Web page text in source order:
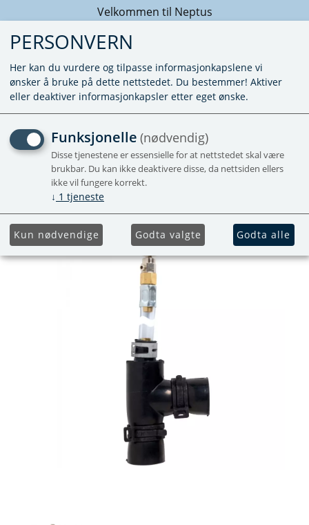
Velkommen til Neptus
GUMMIVINKEL MED
LUFTING - 60CM LUFTING
Med slangeklemmer
PERSONVERN
Her kan du vurdere og tilpasse informasjonkapslene vi
ønsker å bruke på dette nettstedet. Du bestemmer! Aktiver
eller deaktiver informasjonkapsler etter eget ønske.
Funksjonelle (nødvendig)
Disse tjenestene er essensielle for at nettstedet skal være
brukbar. Du kan ikke deaktivere disse, da nettsiden ellers
ikke vil fungere korrekt.
↓ 1 tjeneste
Kun nødvendige Godta valgte Godta alle